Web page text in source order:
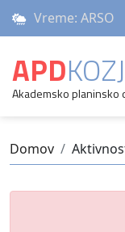
Vreme: ARSO
APD
Akademsko planinsko
Domov